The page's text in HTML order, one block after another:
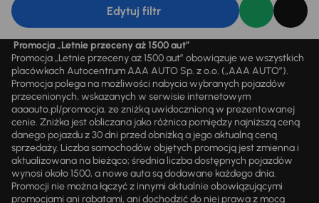
Edytuj filtr
Promocja „Letnie przeceny aż 1500 aut”
Promocja „Letnie przeceny aż 1500 aut” obowiązuje we wszystkich
placówkach Autocentrum AAA AUTO Sp. z o.o. („AAA AUTO”).
Promocja polega na możliwości nabycia wybranych pojazdów
przecenionych, wskazanych w serwisie internetowym
aaaauto.pl/promocja, ze zniżką uwidocznioną w prezentowanej
cenie. Zniżka jest obliczana jako różnica pomiędzy najniższą ceną
danego pojazdu z 30 dni przed obniżką a jego aktualną ceną
sprzedaży. Liczba samochodów objętych promocją jest zmienna i
aktualizowana na bieżąco; średnia liczba dostępnych pojazdów
wynosi około 1500, a nowe auta są dodawane każdego dnia.
Promocji nie można łączyć z innymi aktualnie obowiązującymi
promocjami ani rabatami, ani dochodzić do niej prawa z mocą